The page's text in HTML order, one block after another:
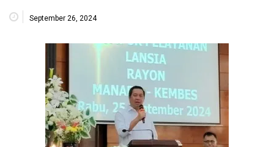
September 26, 2024